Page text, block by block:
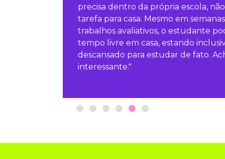
precisa dentro da própria escola, não trazendo
tarefa para casa. Mesmo em semanas de prova e
trabalhos avaliativos, o estudante pode ter esse
tempo livre em casa, estando inclusive mais
descansado para estudar de fato. Acho bem